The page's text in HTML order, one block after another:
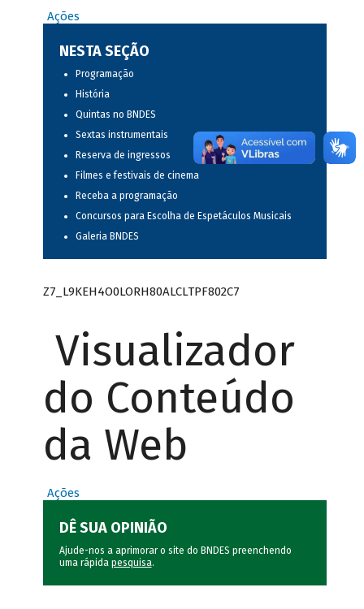
Ações
NESTA SEÇÃO
Programação
História
Quintas no BNDES
Sextas instrumentais
Reserva de ingressos
Filmes e festivais de cinema
Receba a programação
Concursos para Escolha de Espetáculos Musicais
Galeria BNDES
Z7_L9KEH4O0LORH80ALCLTPF802C7
Visualizador
do Conteúdo
da Web
Ações
DÊ SUA OPINIÃO
Ajude-nos a aprimorar o site do BNDES preenchendo
uma rápida pesquisa.